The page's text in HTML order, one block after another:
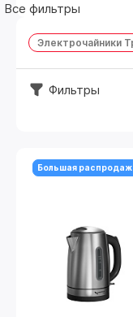
Все фильтры
Электрочайники
Фильтры
Большая